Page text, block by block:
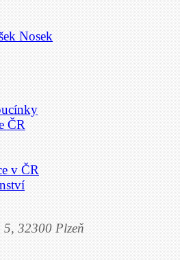
Nosek
ČR
v ČR
32300 Plzeň